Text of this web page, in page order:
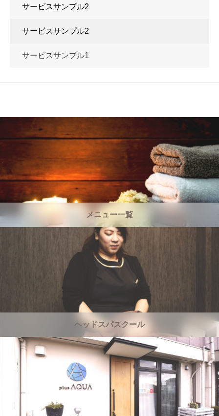
サービスサンプル2
サービスサンプル2
サービスサンプル1
メニュー一覧
ヘッドスパスクール